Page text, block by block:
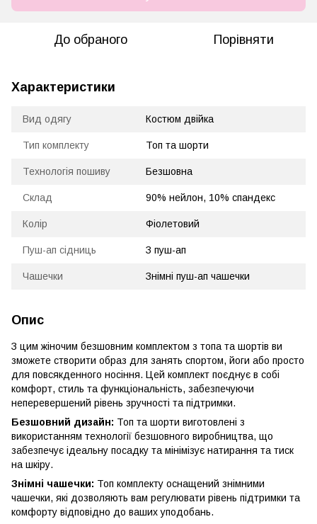
До обраного Порівняти
Характеристики
Вид одягу Костюм двійка
Тип комплекту Топ та шорти
Технологія пошиву Безшовна
Склад 90% нейлон, 10% спандекс
Колір Фіолетовий
Пуш-ап сідниць З пуш-ап
Чашечки Знімні пуш-ап чашечки
Опис
З цим жіночим безшовним комплектом з топа та шортів ви
зможете створити образ для занять спортом, йоги або просто
для повсякденного носіння. Цей комплект поєднує в собі
комфорт, стиль та функціональність, забезпечуючи
неперевершений рівень зручності та підтримки.
Безшовний дизайн: Топ та шорти виготовлені з
використанням технології безшовного виробництва, що
забезпечує ідеальну посадку та мінімізує натирання та тиск
на шкіру.
Знімні чашечки: Топ комплекту оснащений знімними
чашечки, які дозволяють вам регулювати рівень підтримки та
комфорту відповідно до ваших уподобань.